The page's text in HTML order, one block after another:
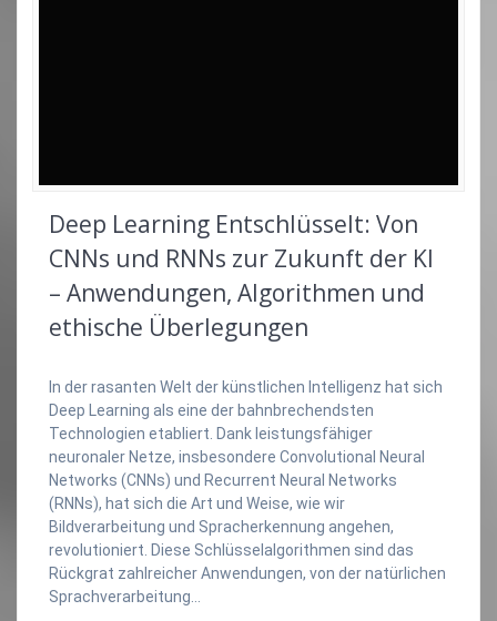
Deep Learning Entschlüsselt: Von
CNNs und RNNs zur Zukunft der KI
– Anwendungen, Algorithmen und
ethische Überlegungen
In der rasanten Welt der künstlichen Intelligenz hat sich
Deep Learning als eine der bahnbrechendsten
Technologien etabliert. Dank leistungsfähiger
neuronaler Netze, insbesondere Convolutional Neural
Networks (CNNs) und Recurrent Neural Networks
(RNNs), hat sich die Art und Weise, wie wir
Bildverarbeitung und Spracherkennung angehen,
revolutioniert. Diese Schlüsselalgorithmen sind das
Rückgrat zahlreicher Anwendungen, von der natürlichen
Sprachverarbeitung…